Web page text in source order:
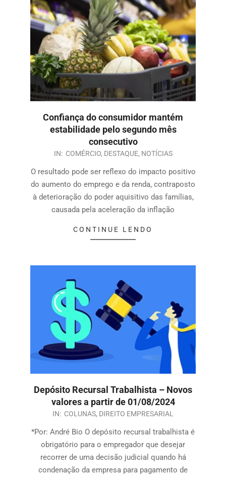
Confiança do consumidor mantém
estabilidade pelo segundo mês
consecutivo
IN: COMÉRCIO, DESTAQUE, NOTÍCIAS
O resultado pode ser reflexo do impacto positivo
do aumento do emprego e da renda, contraposto
à deterioração do poder aquisitivo das famílias,
causada pela aceleração da inflação
CONTINUE LENDO
Depósito Recursal Trabalhista – Novos
valores a partir de 01/08/2024
IN: COLUNAS, DIREITO EMPRESARIAL
*Por: André Bio O depósito recursal trabalhista é
obrigatório para o empregador que desejar
recorrer de uma decisão judicial quando há
condenação da empresa para pagamento de